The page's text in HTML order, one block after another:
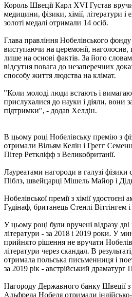
Король Швеції Карл XVI Густав
медицини, фізики, хімії, літератури
золоті медалі отримали 14 осіб.
Глава правління Нобелівського
виступаючи на церемонії,
лише на основі фактів. За його
відсутня повага до незаперечних
способу життя людства на клімат.
"Коли молоді люди встають і
прислухалися до науки і діяли, вони
підтримки", - додав Хелдін.
В цьому році Нобелівську премію з
отримали Вільям Келін і Грегг
Пітер Реткліфф з Великобританії.
Лауреатами нагороди в галузі
Піблз, швейцарці Мішель Майор і
Нобелівської премії з хімії
Гудінаф, британець Стенлі Віттінгем
У цьому році були вручені відразу дві
літератури - за 2018 і 2019 роки. У
прийнято рішення не вручати
літератури через скандал. В
отримала польська письменниця і
за 2019 рік - австрійський драматург
Нагороду Державного банку Швеції з
Альфреда Нобеля отримали